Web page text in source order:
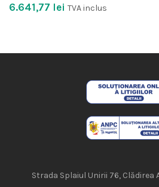
6.641,77 lei TVA inclus
Strada Splaiul Unirii 76, Clădirea